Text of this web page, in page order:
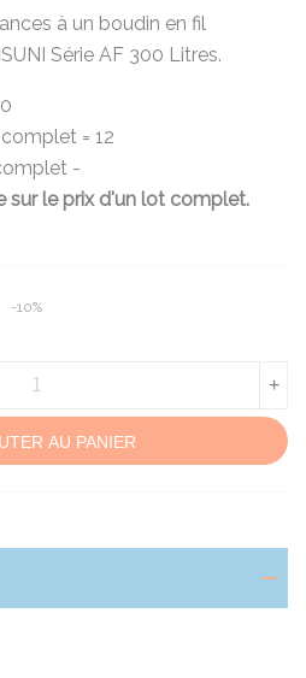
à un boudin en fil
Série AF 300 Litres.
= 12
-
sur le prix d'un lot complet.
-10%
+
AU PANIER